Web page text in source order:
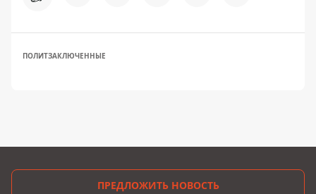
ПОЛИТЗАКЛЮЧЕННЫЕ
ПРЕДЛОЖИТЬ НОВОСТЬ